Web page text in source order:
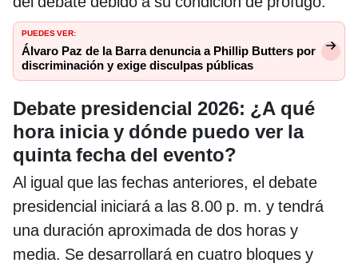
PUEDES VER:
Álvaro Paz de la Barra denuncia a Phillip Butters por
discriminación y exige disculpas públicas
Debate presidencial 2026: ¿A qué
hora inicia y dónde puedo ver la
quinta fecha del evento?
Al igual que las fechas anteriores, el debate
presidencial iniciará a las 8.00 p. m. y tendrá
una duración aproximada de dos horas y
media. Se desarrollará en cuatro bloques y